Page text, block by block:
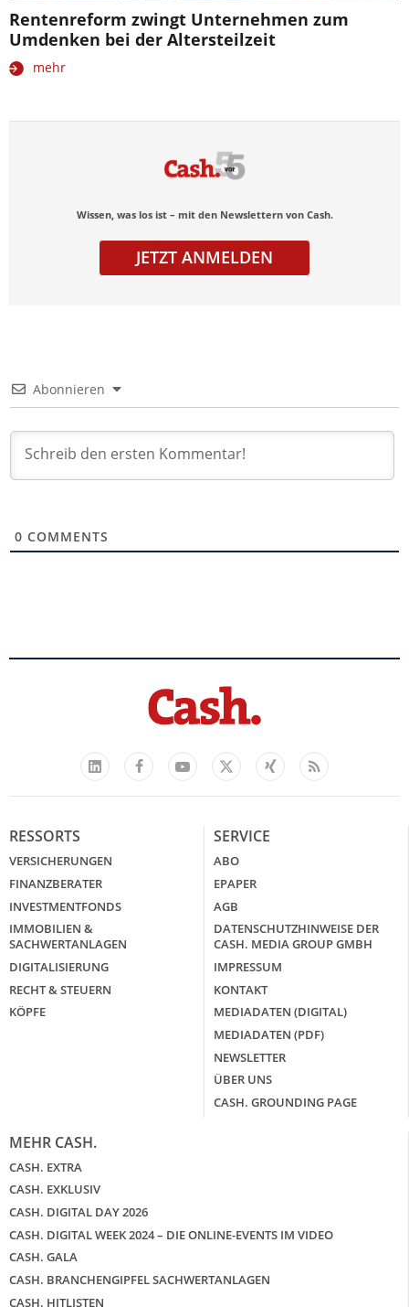
Rentenreform zwingt Unternehmen zum
Umdenken bei der Altersteilzeit
mehr
Wissen, was los ist – mit den Newslettern von Cash.
JETZT ANMELDEN
Abonnieren
0 COMMENTS
LinkedIn
FacebookYouTube
X
Xing Feed
RESSORTS
VERSICHERUNGEN
FINANZBERATER
INVESTMENTFONDS
IMMOBILIEN &
SACHWERTANLAGEN
DIGITALISIERUNG
RECHT & STEUERN
KÖPFE
SERVICE
ABO
EPAPER
AGB
DATENSCHUTZHINWEISE DER
CASH. MEDIA GROUP GMBH
IMPRESSUM
KONTAKT
MEDIADATEN (DIGITAL)
MEDIADATEN (PDF)
NEWSLETTER
ÜBER UNS
CASH. GROUNDING PAGE
MEHR CASH.
CASH. EXTRA
CASH. EXKLUSIV
CASH. DIGITAL DAY 2026
CASH. DIGITAL WEEK 2024 – DIE ONLINE-EVENTS IM VIDEO
CASH. GALA
CASH. BRANCHENGIPFEL SACHWERTANLAGEN
CASH. HITLISTEN